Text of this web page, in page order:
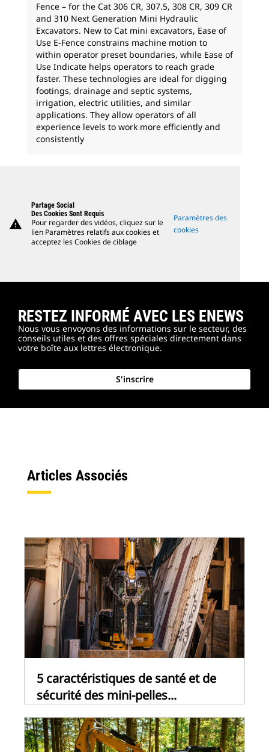
Fence – for the Cat 306 CR, 307.5, 308 CR, 309 CR
and 310 Next Generation Mini Hydraulic
Excavators. New to Cat mini excavators, Ease of
Use E-Fence constrains machine motion to
within operator preset boundaries, while Ease of
Use Indicate helps operators to reach grade
faster. These technologies are ideal for digging
footings, drainage and septic systems,
irrigation, electric utilities, and similar
applications. They allow operators of all
experience levels to work more efficiently and
consistently
warning
Partage Social
Des Cookies Sont Requis
Pour regarder des vidéos, cliquez sur le
lien Paramètres relatifs aux cookies et
acceptez les Cookies de ciblage
Paramètres des
cookies
RESTEZ INFORMÉ AVEC LES ENEWS
Nous vous envoyons des informations sur le secteur, des
conseils utiles et des offres spéciales directement dans
votre boîte aux lettres électronique.
S'inscrire
Articles Associés
5 caractéristiques de santé et de
sécurité des mini-pelles...